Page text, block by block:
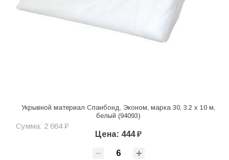
Укрывной материал Спанбонд, Эконом, марка 30, 3.2 х 10 м,
белый (94093)
Сумма: 2 664 ₽
Цена: 444 ₽